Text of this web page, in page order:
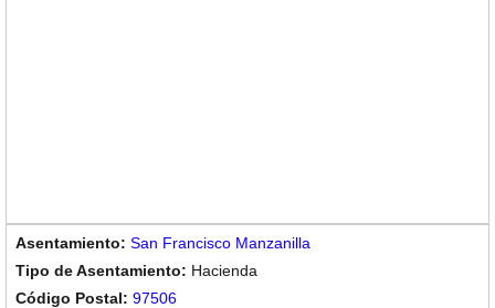
San Francisco Manzanilla
Hacienda
97506